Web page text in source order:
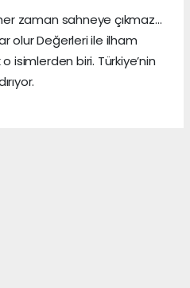
zaman sahneye çıkmaz…
olur Değerleri ile ilham
isimlerden biri. Türkiye’nin